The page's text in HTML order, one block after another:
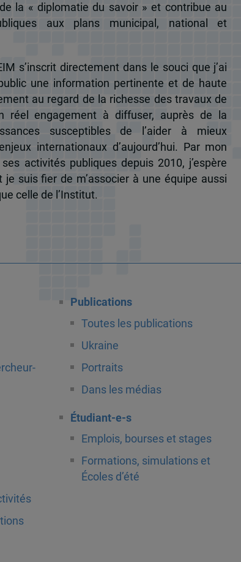
la « diplomatie du savoir » et contribue au
aux plans municipal, national et
s’inscrit directement dans le souci que j’ai
une information pertinente et de haute
au regard de la richesse des travaux de
réel engagement à diffuser, auprès de la
susceptibles de l’aider à mieux
internationaux d’aujourd’hui. Par mon
activités publiques depuis 2010, j’espère
suis fier de m’associer à une équipe aussi
celle de l’Institut.
Publications
Toutes les publications
Ukraine
Portraits
Dans les médias
Étudiant-e-s
Emplois, bourses et stages
Formations, simulations et
Écoles d’été